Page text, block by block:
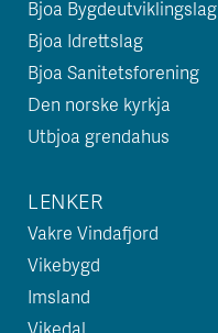
Bjoa Bygdeutviklingslag
Bjoa Idrettslag
Bjoa Sanitetsforening
Den norske kyrkja
Utbjoa grendahus
LENKER
Vakre Vindafjord
Vikebygd
Imsland